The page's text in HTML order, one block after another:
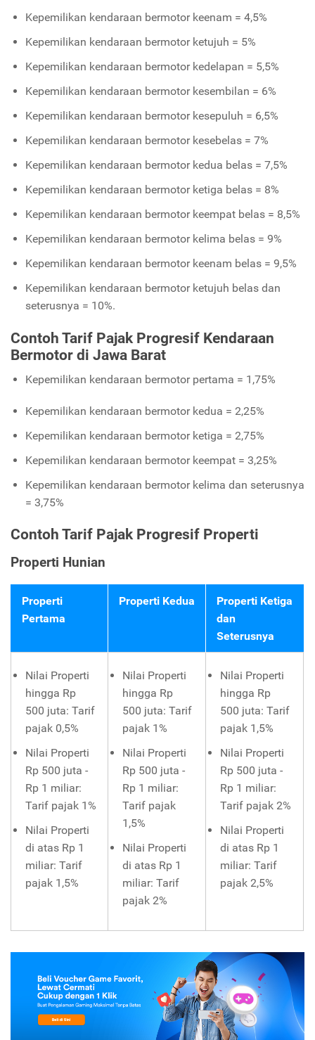
Kepemilikan kendaraan bermotor keenam = 4,5%
Kepemilikan kendaraan bermotor ketujuh = 5%
Kepemilikan kendaraan bermotor kedelapan = 5,5%
Kepemilikan kendaraan bermotor kesembilan = 6%
Kepemilikan kendaraan bermotor kesepuluh = 6,5%
Kepemilikan kendaraan bermotor kesebelas = 7%
Kepemilikan kendaraan bermotor kedua belas = 7,5%
Kepemilikan kendaraan bermotor ketiga belas = 8%
Kepemilikan kendaraan bermotor keempat belas = 8,5%
Kepemilikan kendaraan bermotor kelima belas = 9%
Kepemilikan kendaraan bermotor keenam belas = 9,5%
Kepemilikan kendaraan bermotor ketujuh belas dan
seterusnya = 10%.
Contoh Tarif Pajak Progresif Kendaraan
Bermotor di Jawa Barat
Kepemilikan kendaraan bermotor pertama = 1,75%
Kepemilikan kendaraan bermotor kedua = 2,25%
Kepemilikan kendaraan bermotor ketiga = 2,75%
Kepemilikan kendaraan bermotor keempat = 3,25%
Kepemilikan kendaraan bermotor kelima dan seterusnya
= 3,75%
Contoh Tarif Pajak Progresif Properti
Properti Hunian
Properti
Pertama
Properti Kedua
Properti Ketiga
dan
Seterusnya
Nilai Properti
hingga Rp
500 juta: Tarif
pajak 0,5%
Nilai Properti
Rp 500 juta -
Rp 1 miliar:
Tarif pajak 1%
Nilai Properti
di atas Rp 1
miliar: Tarif
pajak 1,5%
Nilai Properti
hingga Rp
500 juta: Tarif
pajak 1%
Nilai Properti
Rp 500 juta -
Rp 1 miliar:
Tarif pajak
1,5%
Nilai Properti
di atas Rp 1
miliar: Tarif
pajak 2%
Nilai Properti
hingga Rp
500 juta: Tarif
pajak 1,5%
Nilai Properti
Rp 500 juta -
Rp 1 miliar:
Tarif pajak 2%
Nilai Properti
di atas Rp 1
miliar: Tarif
pajak 2,5%